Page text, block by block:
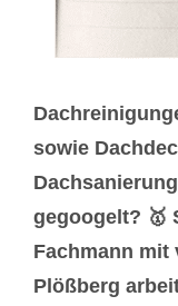
sowie
gegoogelt? 🥇
Fachmann mit
Plößberg